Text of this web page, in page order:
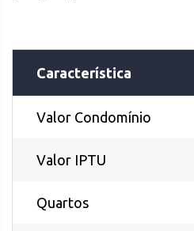
Característica
Valor Condomínio
Valor IPTU
Quartos